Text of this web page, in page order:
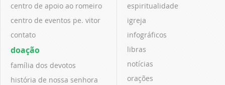
centro de apoio ao romeiro
centro de eventos pe. vitor
contato
doação
família dos devotos
história de nossa senhora
espiritualidade
igreja
infográficos
libras
notícias
orações